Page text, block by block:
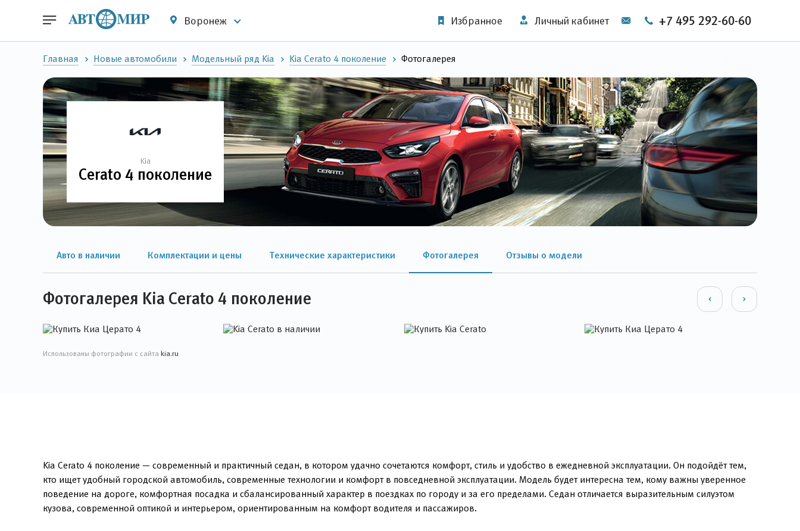
Воронеж Избранное Личный кабинет +7 495 292-60-60
Главная Новые автомобили Модельный ряд Kia Kia Cerato 4 поколение Фотогалерея
Kia
Cerato 4 поколение
Авто в наличии Комплектации и цены Технические характеристики Фотогалерея Отзывы о модели
Фотогалерея Kia Cerato 4 поколение
Использованы фотографии с сайта kia.ru
Kia Cerato 4 поколение — современный и практичный седан, в котором удачно сочетаются комфорт, стиль и удобство в ежедневной эксплуатации. Он подойдёт тем,
кто ищет удобный городской автомобиль, современные технологии и комфорт в повседневной эксплуатации. Модель будет интересна тем, кому важны уверенное
поведение на дороге, комфортная посадка и сбалансированный характер в поездках по городу и за его пределами. Седан отличается выразительным силуэтом
кузова, современной оптикой и интерьером, ориентированным на комфорт водителя и пассажиров.